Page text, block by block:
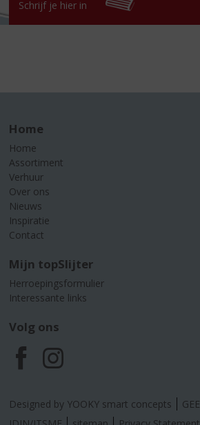
Schrijf je hier in
Home
Home
Assortiment
Verhuur
Over ons
Nieuws
Inspiratie
Contact
Mijn topSlijter
Herroepingsformulier
Interessante links
Volg ons
F
a
I
n
Designed by YOOKY smart concepts